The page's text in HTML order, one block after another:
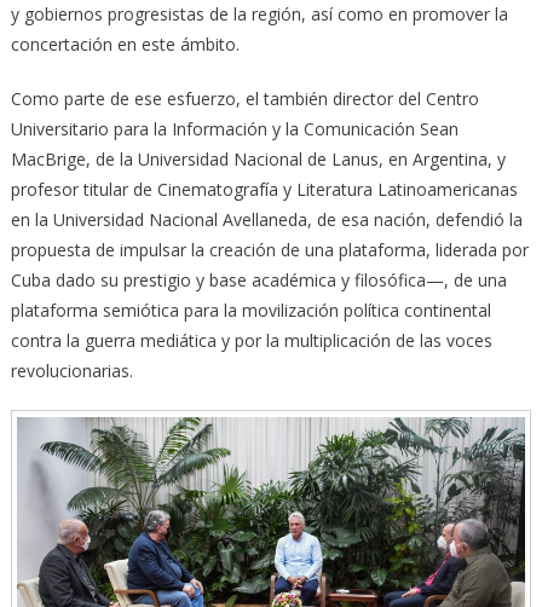
y gobiernos progresistas de la región, así como en promover la
concertación en este ámbito.
Como parte de ese esfuerzo, el también director del Centro
Universitario para la Información y la Comunicación Sean
MacBrige, de la Universidad Nacional de Lanus, en Argentina, y
profesor titular de Cinematografía y Literatura Latinoamericanas
en la Universidad Nacional Avellaneda, de esa nación, defendió la
propuesta de impulsar la creación de una plataforma, liderada por
Cuba dado su prestigio y base académica y filosófica—, de una
plataforma semiótica para la movilización política continental
contra la guerra mediática y por la multiplicación de las voces
revolucionarias.